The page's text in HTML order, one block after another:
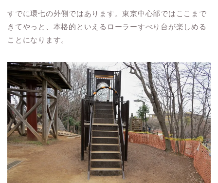
すでに環七の外側ではあります。東京中心部ではここまで
きてやっと、本格的といえるローラーすべり台が楽しめる
ことになります。